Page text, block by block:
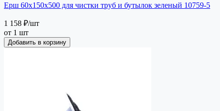
Ерш 60х150х500 для чистки труб и бутылок зеленый 10759-5
1 158 ₽/шт
от 1 шт
Добавить в корзину